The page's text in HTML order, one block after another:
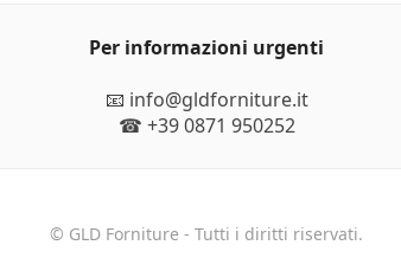
Per informazioni urgenti
📧 info@gldforniture.it
☎ +39 0871 950252
© GLD Forniture - Tutti i diritti riservati.